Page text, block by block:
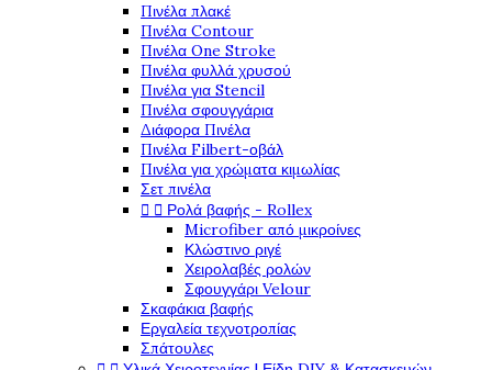
Πινέλα πλακέ
Πινέλα Contour
Πινέλα One Stroke
Πινέλα φυλλά χρυσού
Πινέλα για Stencil
Πινέλα σφουγγάρια
Διάφορα Πινέλα
Πινέλα Filbert-οβάλ
Πινέλα για χρώματα κιμωλίας
Σετ πινέλα
  Ρολά βαφής - Rollex
Microfiber από μικροίνες
Κλώστινο ριγέ
Χειρολαβές ρολών
Σφουγγάρι Velour
Σκαφάκια βαφής
Εργαλεία τεχνοτροπίας
Σπάτουλες